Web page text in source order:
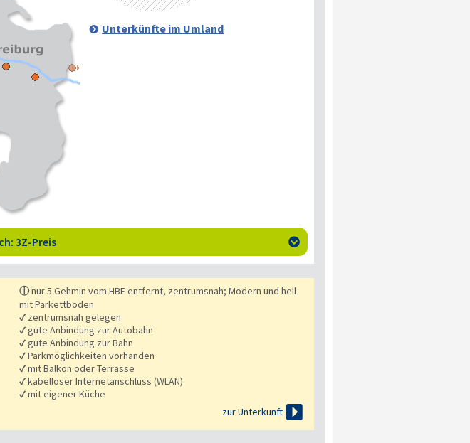
Unterkünfte im Umland
3Z-Preis 
ⓘnur 5 Gehmin vom HBF entfernt, zentrumsnah; Modern und hell
mit Parkettboden
✓ zentrumsnah gelegen
✓gute Anbindung zur Autobahn
✓gute Anbindung zur Bahn
✓Parkmöglichkeiten vorhanden
✓mit Balkon oder Terrasse
✓kabelloser Internetanschluss (WLAN)
✓mit eigener Küche
zur Unterkunft 